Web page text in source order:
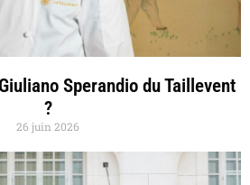
Sperandio du Taillevent
?
26 juin 2026